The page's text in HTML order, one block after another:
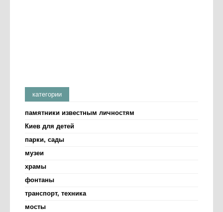
категории
памятники известным личностям
Киев для детей
парки, сады
музеи
храмы
фонтаны
транспорт, техника
мосты